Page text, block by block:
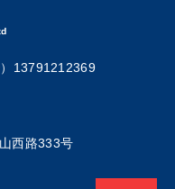
13791212369
西路333号